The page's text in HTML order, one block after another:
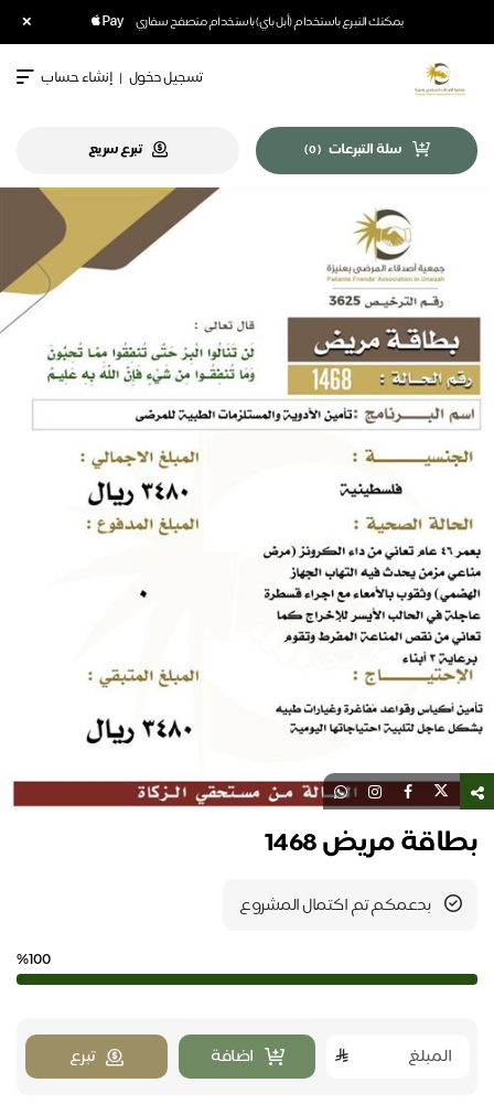
يمكنك التبرع باستخدام (أبل باي) باستخدام متصفح سفاري ×
تسجيل دخول | إنشاء حساب
سلة التبرعات (
0
) تبرع سريع
بطاقة مريض 1468
بدعمكم تم اكتمال المشروع
%100
اضافة تبرع